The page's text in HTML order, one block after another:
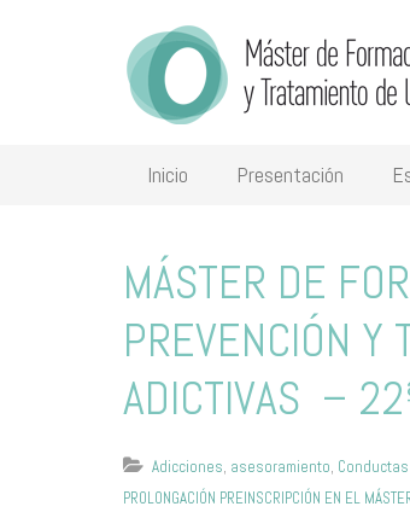
Inicio Presentación
MÁSTER DE
PREVENCIÓN Y
ADICTIVAS –
Adicciones, asesoramiento,
PROLONGACIÓN PREINSCRIPCIÓN EN EL